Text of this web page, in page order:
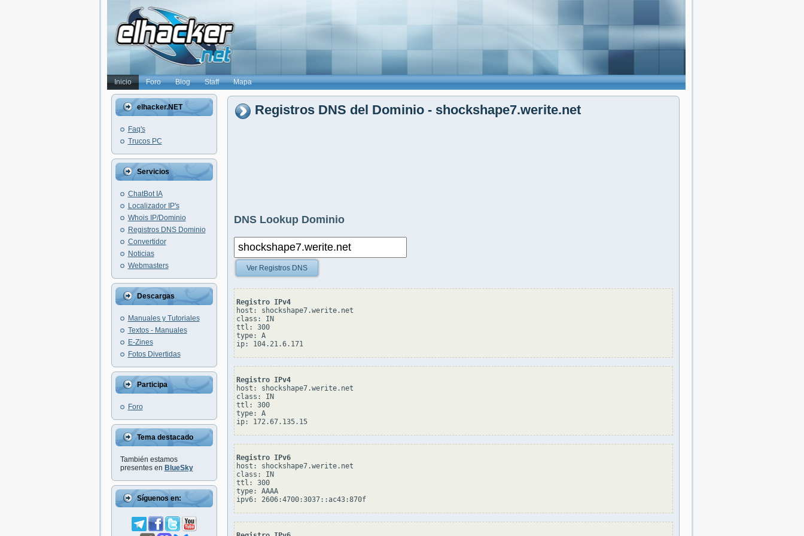
Inicio Foro Blog Staff Mapa
elhacker.NET
Faq's
Trucos PC
Servicios
ChatBot IA
Localizador IP's
Whois IP/Dominio
Registros DNS Dominio
Convertidor
Noticias
Webmasters
Descargas
Manuales y Tutoriales
Textos - Manuales
E-Zines
Fotos Divertidas
Participa
Foro
Tema destacado
También estamos
presentes en BlueSky
Síguenos en:
Registros DNS del Dominio - shockshape7.werite.net
DNS Lookup Dominio
Ver Registros DNS
Registro IPv4
host: shockshape7.werite.net
class: IN
ttl: 300
type: A
ip: 104.21.6.171
Registro IPv4
host: shockshape7.werite.net
class: IN
ttl: 300
type: A
ip: 172.67.135.15
Registro IPv6
host: shockshape7.werite.net
class: IN
ttl: 300
type: AAAA
ipv6: 2606:4700:3037::ac43:870f